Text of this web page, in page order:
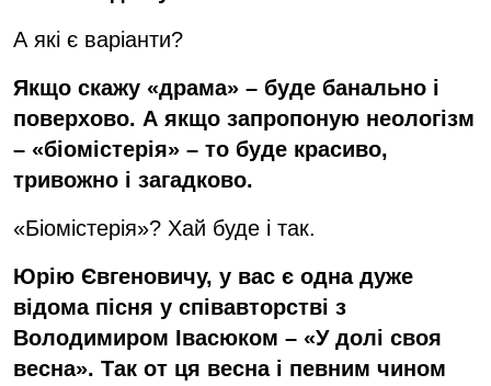
А які є варіанти?
Якщо скажу «драма» – буде банально і
поверхово. А якщо запропоную неологізм
– «біомістерія» – то буде красиво,
тривожно і загадково.
«Біомістерія»? Хай буде і так.
Юрію Євгеновичу, у вас є одна дуже
відома пісня у співавторстві з
Володимиром Івасюком – «У долі своя
весна». Так от ця весна і певним чином